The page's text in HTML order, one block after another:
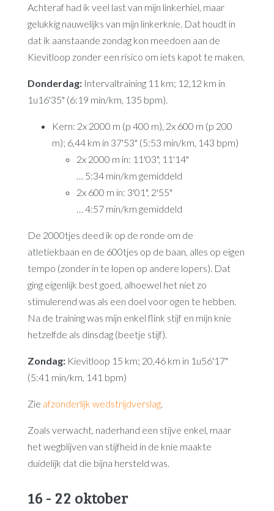
Achteraf had ik veel last van mijn linkerhiel, maar
gelukkig nauwelijks van mijn linkerknie. Dat houdt in
dat ik aanstaande zondag kon meedoen aan de
Kievitloop zonder een risico om iets kapot te maken.
Donderdag:Intervaltraining 11 km; 12,12 km in
1u16'35" (6:19 min/km, 135 bpm).
Kern: 2x 2000 m (p 400 m), 2x 600 m (p 200
m); 6,44 km in 37'53" (5:53 min/km, 143 bpm)
2x 2000 m in: 11'03", 11'14"
… 5:34 min/km gemiddeld
2x 600 m in: 3'01", 2'55"
… 4:57 min/km gemiddeld
De 2000tjes deed ik op de ronde om de
atletiekbaan en de 600tjes op de baan, alles op eigen
tempo (zonder in te lopen op andere lopers). Dat
ging eigenlijk best goed, alhoewel het niet zo
stimulerend was als een doel voor ogen te hebben.
Na de training was mijn enkel flink stijf en mijn knie
hetzelfde als dinsdag (beetje stijf).
Zondag:Kievitloop 15 km; 20,46 km in 1u56'17"
(5:41 min/km, 141 bpm)
Zie afzonderlijk wedstrijdverslag.
Zoals verwacht, naderhand een stijve enkel, maar
het wegblijven van stijfheid in de knie maakte
duidelijk dat die bijna hersteld was.
16 - 22 oktober